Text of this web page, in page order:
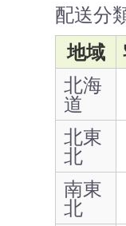
配送分
地域
北海
道
北東
北
南東
北